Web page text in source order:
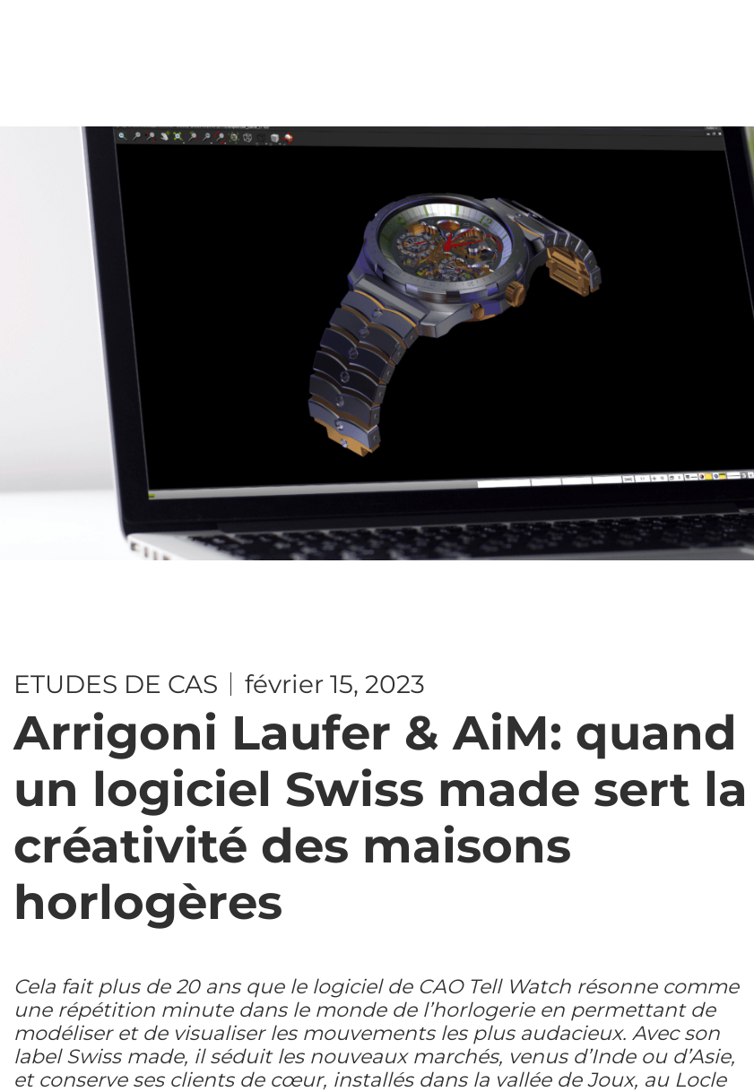
ETUDES DE CAS février 15, 2023
Arrigoni Laufer & AiM: quand
un logiciel Swiss made sert la
créativité des maisons
horlogères
Cela fait plus de 20 ans que le logiciel de CAO Tell Watch résonne comme
une répétition minute dans le monde de l’horlogerie en permettant de
modéliser et de visualiser les mouvements les plus audacieux. Avec son
label Swiss made, il séduit les nouveaux marchés, venus d’Inde ou d’Asie,
et conserve ses clients de cœur, installés dans la vallée de Joux, au Locle